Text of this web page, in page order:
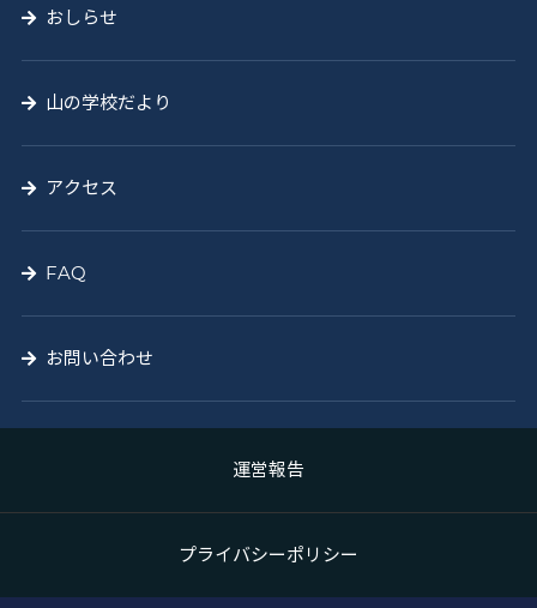
おしらせ
山の学校だより
アクセス
FAQ
お問い合わせ
運営報告
プライバシーポリシー